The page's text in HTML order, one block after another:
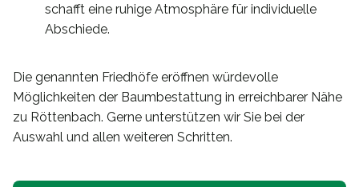
schafft eine ruhige Atmosphäre für individuelle
Abschiede.
Die genannten Friedhöfe eröffnen würdevolle
Möglichkeiten der Baumbestattung in erreichbarer Nähe
zu Röttenbach. Gerne unterstützen wir Sie bei der
Auswahl und allen weiteren Schritten.